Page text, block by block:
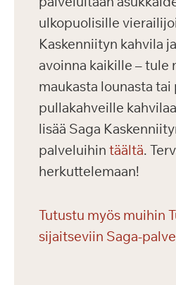
ulkopuolisille
Kaskenniityn kahvila
avoinna kaikille – tule
maukasta lounasta
pullakahveille
lisää Saga
palveluihin täältä.
herkuttelemaan!
Tutustu myös muihin
sijaitseviin Saga-